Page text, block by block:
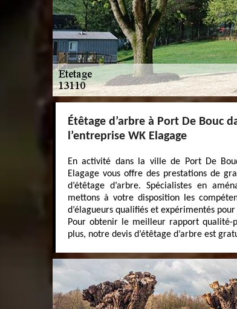
Étêtage d’arbre à Port De Bouc
l’entreprise WK Elagage
En activité dans la ville de Port De
Elagage vous offre des prestations de
d’étêtage d’arbre. Spécialistes en
mettons à votre disposition les
d’élagueurs qualifiés et expérimentés
Pour obtenir le meilleur rapport
plus, notre devis d’étêtage d’arbre est